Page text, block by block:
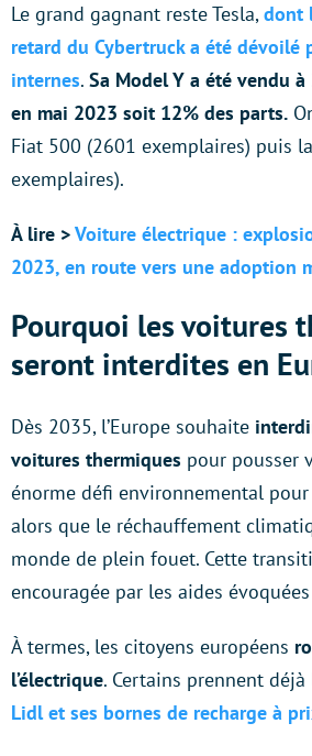
Le grand gagnant reste Tesla,dont
retard du Cybertruck a été dévoilé
internes. Sa Model Y a été vendu
en mai 2023 soit 12% des parts.
Fiat 500 (2601 exemplaires) puis
exemplaires).
À lire >Voiture électrique :
2023, en route vers une adoption
Pourquoi les voitures
seront interdites en
Dès 2035, l’Europe souhaite
voitures thermiques pour pousser
énorme défi environnemental
alors que le réchauffement
monde de plein fouet. Cette
encouragée par les aides
À termes, les citoyens européens
l’électrique. Certains prennent
Lidl et ses bornes de recharge à